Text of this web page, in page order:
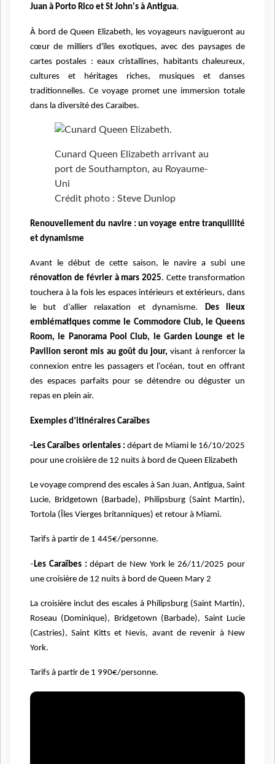
Juan à Porto Rico et St John's à Antigua.
À bord de Queen Elizabeth, les voyageurs navigueront au
cœur de milliers d'îles exotiques, avec des paysages de
cartes postales : eaux cristallines, habitants chaleureux,
cultures et héritages riches, musiques et danses
traditionnelles. Ce voyage promet une immersion totale
dans la diversité des Caraïbes.
Cunard Queen Elizabeth arrivant au
port de Southampton, au Royaume-
Uni
Crédit photo : Steve Dunlop
Renouvellement du navire : un voyage entre tranquillité
et dynamisme
Avant le début de cette saison, le navire a subi une
rénovation de février à mars 2025. Cette transformation
touchera à la fois les espaces intérieurs et extérieurs, dans
le but d’allier relaxation et dynamisme. Des lieux
emblématiques comme le Commodore Club, le Queens
Room, le Panorama Pool Club, le Garden Lounge et le
Pavilion seront mis au goût du jour, visant à renforcer la
connexion entre les passagers et l’océan, tout en offrant
des espaces parfaits pour se détendre ou déguster un
repas en plein air.
Exemples d’itinéraires Caraïbes
-Les Caraïbes orientales : départ de Miami le 16/10/2025
pour une croisière de 12 nuits à bord de Queen Elizabeth
Le voyage comprend des escales à San Juan, Antigua, Saint
Lucie, Bridgetown (Barbade), Philipsburg (Saint Martin),
Tortola (Îles Vierges britanniques) et retour à Miami.
Tarifs à partir de 1 445€/personne.
- Les Caraïbes : départ de New York le 26/11/2025 pour
une croisière de 12 nuits à bord de Queen Mary 2
La croisière inclut des escales à Philipsburg (Saint Martin),
Roseau (Dominique), Bridgetown (Barbade), Saint Lucie
(Castries), Saint Kitts et Nevis, avant de revenir à New
York.
Tarifs à partir de 1 990€/personne.